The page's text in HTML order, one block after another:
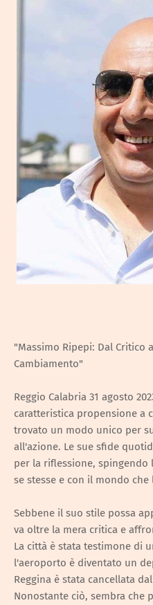
"Massimo Ripepi: Dal Critico
Cambiamento"
Reggio Calabria 31 agosto
caratteristica propensione a
trovato un modo unico per
all'azione. Le sue sfide
per la riflessione,
se stesse e con il mondo che
Sebbene il suo stile possa
va oltre la mera critica e
La città è stata testimone di
l'aeroporto è diventato un
Reggina è stata cancellata
Nonostante ciò, sembra che